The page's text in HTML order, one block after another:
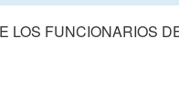
LOS FUNCIONARIOS